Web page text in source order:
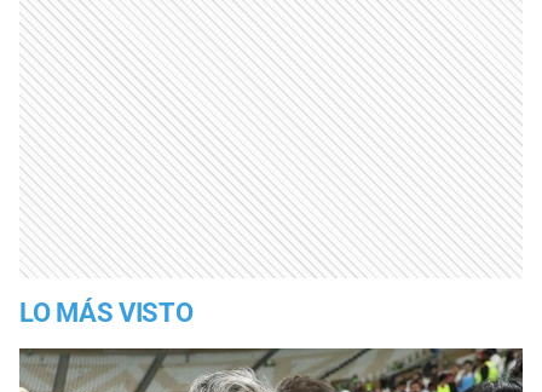
LO MÁS VISTO